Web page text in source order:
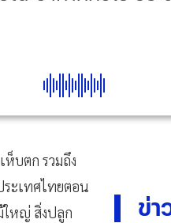
บตก รวมถึง
ะเทศไทยตอน
ใหญ่ สิ่งปลูก
ข่า